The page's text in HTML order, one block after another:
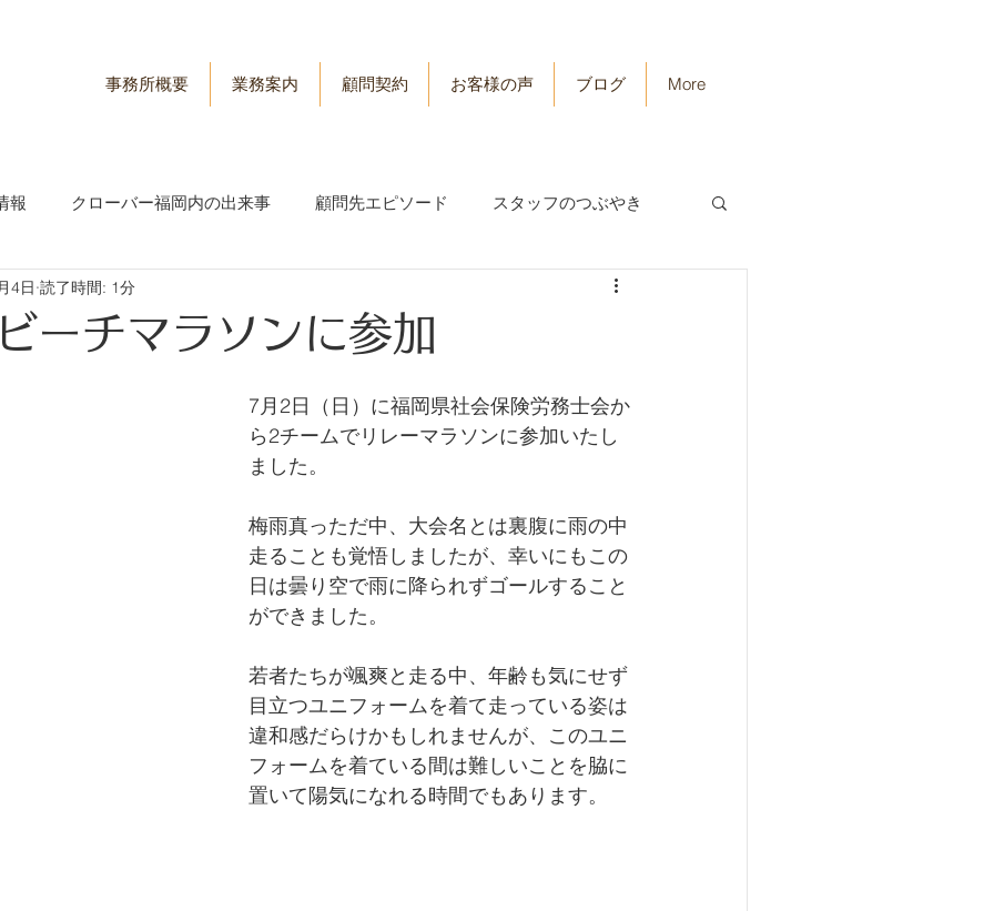
事務所概要 業務案内 顧問契約 お客様の声 ブログ More
報 クローバー福岡内の出来事 顧問先エピソード スタッフのつぶやき
報 労務管理情報
ーチマラソンに参加
4日 読了時間: 1分
7月2日（日）に福岡県社会保険労務士会か
ら2チームでリレーマラソンに参加いたし
ました。
梅雨真っただ中、大会名とは裏腹に雨の中
走ることも覚悟しましたが、幸いにもこの
日は曇り空で雨に降られずゴールすること
ができました。
若者たちが颯爽と走る中、年齢も気にせず
目立つユニフォームを着て走っている姿は
違和感だらけかもしれませんが、このユニ
フォームを着ている間は難しいことを脇に
置いて陽気になれる時間でもあります。